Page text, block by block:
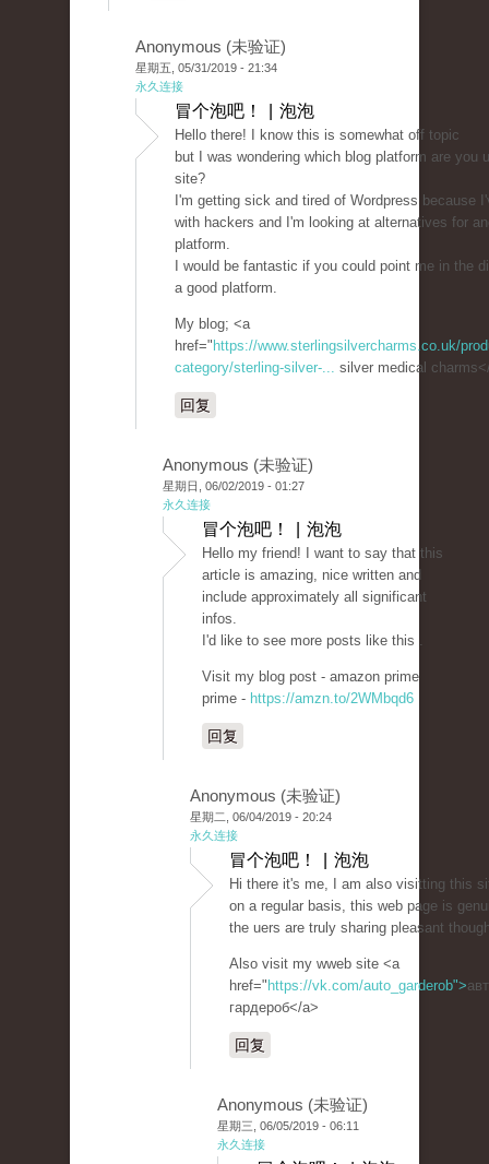
Anonymous (未验证)
星期五, 05/31/2019 - 21:34
永久连接
冒个泡吧！ | 泡泡
Hello there! I know this is somewhat off topic
but I was wondering which blog platform are you
site?
I'm getting sick and tired of Wordpress because
with hackers and I'm looking at alternatives for
platform.
I would be fantastic if you could point me in the
a good platform.
My blog; <a
href=" https://www.sterlingsilvercharms.co.uk/
category/sterling-silver-... silver medical
回复
Anonymous (未验证)
星期日, 06/02/2019 - 01:27
永久连接
冒个泡吧！ | 泡泡
Hello my friend! I want to say that this
article is amazing, nice written and
include approximately all significant
infos.
I'd like to see more posts like this .
Visit my blog post - amazon prime
prime - https://amzn.to/2WMbqd6
回复
Anonymous (未验证)
星期二, 06/04/2019 - 20:24
永久连接
冒个泡吧！ | 泡泡
Hi there it's me, I am also visitting this
on a regular basis, this web page is
the uers are truly sharing pleasant
Also visit my wweb site <a
href=" https://vk.com/auto_garderob">
гардероб</a>
回复
Anonymous (未验证)
星期三, 06/05/2019 - 06:11
永久连接